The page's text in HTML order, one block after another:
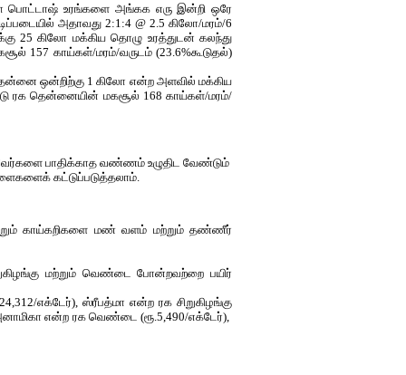
பொட்டாஷ் உரங்களை அங்கக எரு இன்றி ஒரே
அதாவது 2:1:4 @ 2.5 கிலோ/மரம்/6
25 கிலோ மக்கிய தொழு உரத்துடன் கலந்து
157 காய்கள்/மரம்/வருடம் (23.6%கூடுதல்)
ஒன்றிற்கு 1 கிலோ என்ற அளவில் மக்கிய
ரக தென்னையின் மகசூல் 168 காய்கள்/மரம்/
பாதிக்காத வண்ணம் உழுதிட வேண்டும்
கட்டுப்படுத்தலாம்.
காய்கறிகளை மண் வளம் மற்றும் தண்ணீர்
மற்றும் வெண்டை போன்றவற்றை பயிர்
எக்டேர்), ஸ்ரீபத்மா என்ற ரக சிறுகிழங்கு
என்ற ரக வெண்டை (ரூ.5,490/எக்டேர்),